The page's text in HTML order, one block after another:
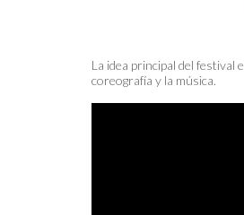
La idea principal del festival
coreografía y la música.